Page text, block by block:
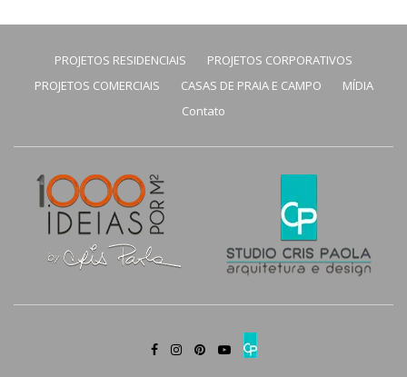
PROJETOS RESIDENCIAIS
PROJETOS CORPORATIVOS
PROJETOS COMERCIAIS
CASAS DE PRAIA E CAMPO
MÍDIA
Contato